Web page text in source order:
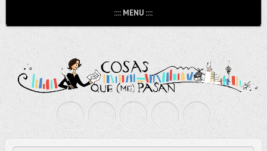
:::: MENU ::::